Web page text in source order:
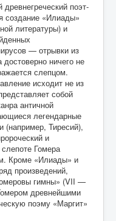
поэт-
создание «Илиады»
литературы) и
— отрывки из
ничего не
слепцом.
исходит не из
собой
античной
легендарные
(например, Тиресий),
и
Гомера
Кроме «Илиады» и
произведений,
гимны» (VII —
древнейшими
поэму «Маргит»